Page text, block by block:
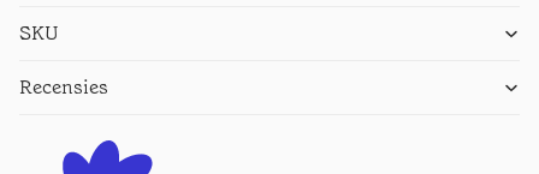
SKU
Recensies